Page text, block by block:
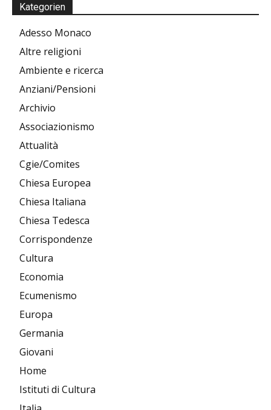
Kategorien
Adesso Monaco
Altre religioni
Ambiente e ricerca
Anziani/Pensioni
Archivio
Associazionismo
Attualità
Cgie/Comites
Chiesa Europea
Chiesa Italiana
Chiesa Tedesca
Corrispondenze
Cultura
Economia
Ecumenismo
Europa
Germania
Giovani
Home
Istituti di Cultura